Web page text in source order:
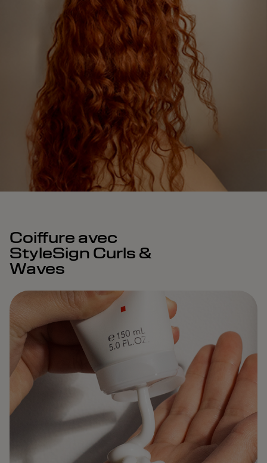
Coiffure avec
StyleSign Curls &
Waves